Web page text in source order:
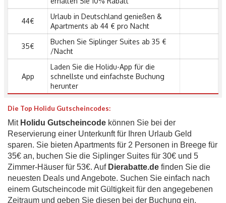
44€
Urlaub in Deutschland genießen &
Apartments ab 44 € pro Nacht
35€
Buchen Sie Siplinger Suites ab 35 €
/Nacht
App
Laden Sie die Holidu-App für die
schnellste und einfachste Buchung
herunter
Die Top Holidu Gutscheincodes:
MitHolidu Gutscheincode können Sie bei der
Reservierung einer Unterkunft für Ihren Urlaub Geld
sparen. Sie bieten Apartments für 2 Personen in Breege für
35€ an, buchen Sie die Siplinger Suites für 30€ und 5
Zimmer-Häuser für 53€. Auf Dierabatte.de finden Sie die
neuesten Deals und Angebote. Suchen Sie einfach nach
einem Gutscheincode mit Gültigkeit für den angegebenen
Zeitraum und geben Sie diesen bei der Buchung ein.